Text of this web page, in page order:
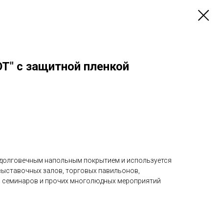
с защитной пленкой
напольным покрытием и используется
залов, торговых павильонов,
и прочих многолюдных мероприятий